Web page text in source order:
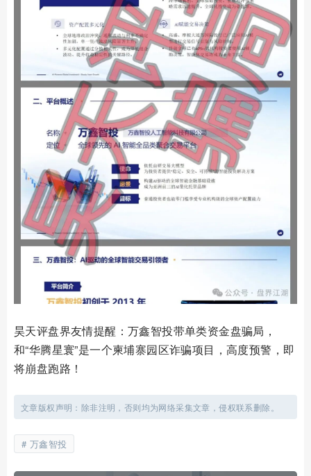
昊天评盘界友情提醒：万鑫智投带单类资金盘骗局，
和“华腾星寰”是一个柬埔寨园区诈骗项目，高度预警，即
将崩盘跑路！
文章版权声明：除非注明，否则均为网络采集文章，侵权联系删除。
万鑫智投